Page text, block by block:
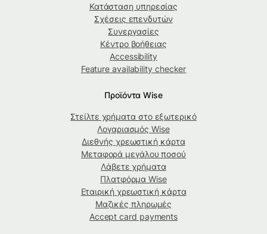
Κατάσταση υπηρεσίας
Σχέσεις επενδυτών
Συνεργασίες
Κέντρο βοήθειας
Accessibility
Feature availability checker
Προϊόντα Wise
Στείλτε χρήματα στο εξωτερικό
Λογαριασμός Wise
Διεθνής χρεωστική κάρτα
Μεταφορά μεγάλου ποσού
Λάβετε χρήματα
Πλατφόρμα Wise
Εταιρική χρεωστική κάρτα
Μαζικές πληρωμές
Accept card payments